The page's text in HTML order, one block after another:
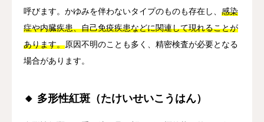
呼びます。かゆみを伴わないタイプのものも存在し、 感染
症や内臓疾患、自己免疫疾患などに関連して現れることが
あります。原因不明のことも多く、精密検査が必要となる
場合があります。
🔸 多形性紅斑（たけいせいこうはん）